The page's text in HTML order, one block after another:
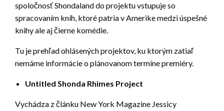
spoločnosť Shondaland do projektu vstupuje so
spracovaním kníh, ktoré patria v Amerike medzi úspešné
knihy ale aj čierne komédie.
Tu je prehľad ohlásených projektov, ku ktorým zatiaľ
nemáme informácie o plánovanom termíne premiéry.
Untitled Shonda Rhimes Project
Vychádza z článku New York Magazine Jessicy